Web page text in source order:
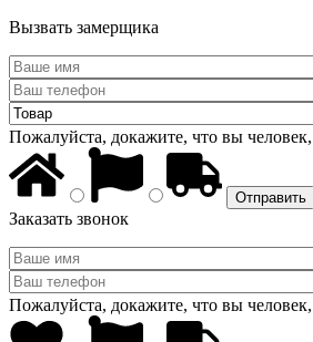
Вызвать замерщика
Пожалуйста, докажите, что вы
Заказать звонок
Пожалуйста, докажите, что вы